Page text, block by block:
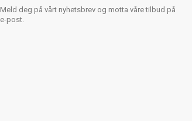
Meld deg på vårt nyhetsbrev og motta våre tilbud på
e-post.